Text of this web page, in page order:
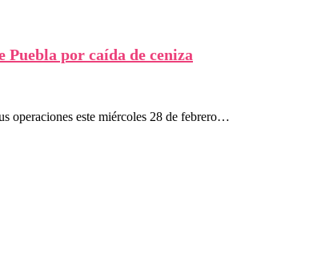
Puebla por caída de ceniza
operaciones este miércoles 28 de febrero…